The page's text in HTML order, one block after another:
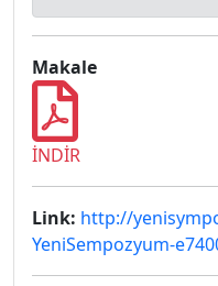
Makale
İNDİR
Link: http://
YeniSempozyum-